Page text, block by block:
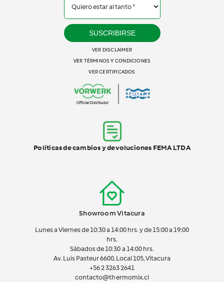
Showroom Vitacura
Lunes a Viernes de 10:30 a 14:00 hrs. y de 15:00 a 19:00
hrs.
Sábados de 10:30 a 14:00 hrs.
Av. Luis Pasteur 6600, Local 105, Vitacura
+56 2 3263 2641
contacto@thermomix.cl
SUSCRIBIRSE
VER DISCLAIMER
VER TÉRMINOS Y CONDICIONES
VER CERTIFICADOS
Políticas de cambios y devoluciones FEMA LTDA